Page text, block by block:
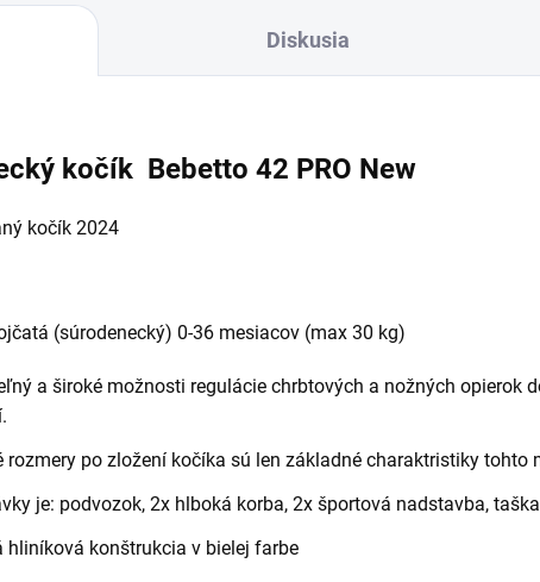
Diskusia
kočík Bebetto 42 PRO New
kočík 2024
(súrodenecký) 0-36 mesiacov (max 30 kg)
a široké možnosti regulácie chrbtových a nožných
rozmery po zložení kočíka sú len základné charaktristiky tohto
je: podvozok, 2x hlboká korba, 2x športová nadstavba,
hliníková konštrukcia v bielej farbe